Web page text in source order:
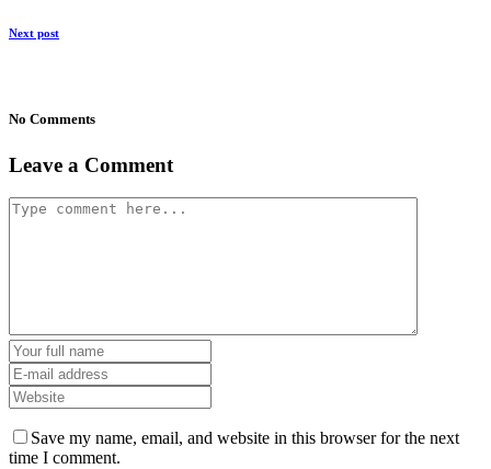
Next post
No Comments
Leave a Comment
Save my name, email, and website in this browser for the next
time I comment.